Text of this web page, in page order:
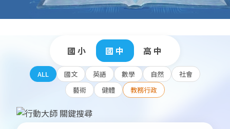
國小 國中 高中
ALL 國文 英語 數學 自然
社會
藝術
健體 教務行政